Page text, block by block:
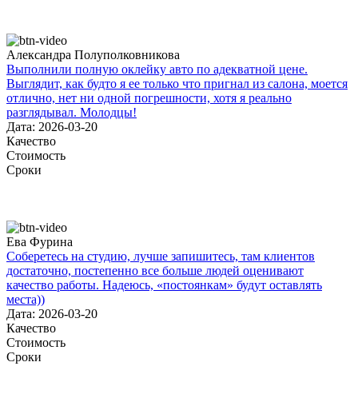
Александра Полуполковникова
Выполнили полную оклейку авто по адекватной цене.
Выглядит, как будто я ее только что пригнал из салона, моется
отлично, нет ни одной погрешности, хотя я реально
разглядывал. Молодцы!
Дата: 2026-03-20
Качество
Стоимость
Сроки
Ева Фурина
Соберетесь на студию, лучше запишитесь, там клиентов
достаточно, постепенно все больше людей оценивают
качество работы. Надеюсь, «постоянкам» будут оставлять
места))
Дата: 2026-03-20
Качество
Стоимость
Сроки